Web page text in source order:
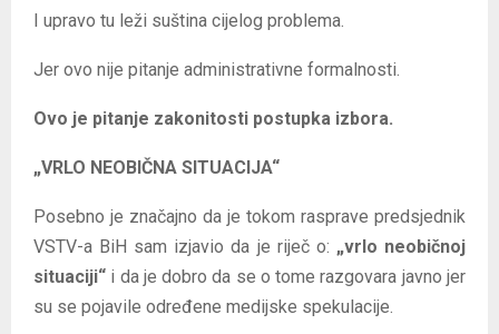
I upravo tu leži suština cijelog problema.
Jer ovo nije pitanje administrativne formalnosti.
Ovo je pitanje zakonitosti postupka izbora.
„VRLO NEOBIČNA SITUACIJA“
Posebno je značajno da je tokom rasprave predsjednik
VSTV-a BiH sam izjavio da je riječ o: „vrlo neobičnoj
situaciji“ i da je dobro da se o tome razgovara javno jer
su se pojavile određene medijske spekulacije.